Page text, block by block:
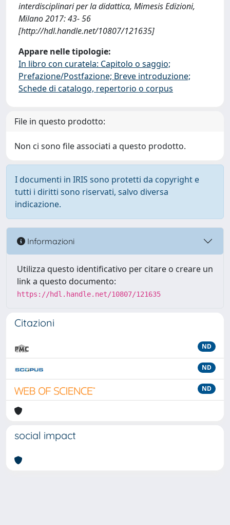
interdisciplinari per la didattica, Mimesis Edizioni,
Milano 2017: 43- 56
[http://hdl.handle.net/10807/121635]
Appare nelle tipologie:
In libro con curatela: Capitolo o saggio;
Prefazione/Postfazione; Breve introduzione;
Schede di catalogo, repertorio o corpus
File in questo prodotto:
Non ci sono file associati a questo prodotto.
I documenti in IRIS sono protetti da copyright e
tutti i diritti sono riservati, salvo diversa
indicazione.
Informazioni
Utilizza questo identificativo per citare o creare un
link a questo documento:
https://hdl.handle.net/10807/121635
Citazioni
ND
ND
ND
social impact